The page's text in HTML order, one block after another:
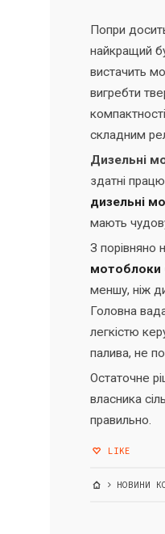
Попри
найкращий
вистачить
вигребти
складним
Дизельні
здатні
дизельні
мають
З порівняно
мотоблоки
меншу, ніж
Головна
легкістю
палива, не
Остаточне
власника
правильно.
LIKE
НОВИНИ